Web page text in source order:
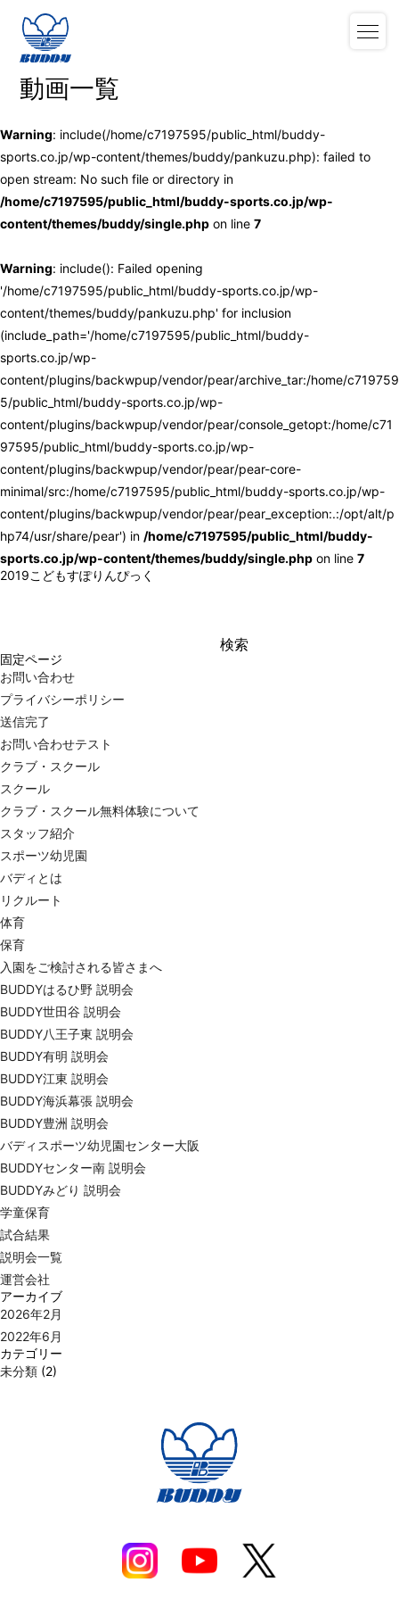
動画一覧
Warning: include(/home/c7197595/public_html/buddy-
sports.co.jp/wp-content/themes/buddy/pankuzu.php): failed to
open stream: No such file or directory in
/home/c7197595/public_html/buddy-sports.co.jp/wp-
content/themes/buddy/single.php on line 7
Warning: include(): Failed opening
'/home/c7197595/public_html/buddy-sports.co.jp/wp-
content/themes/buddy/pankuzu.php' for inclusion
(include_path='/home/c7197595/public_html/buddy-
sports.co.jp/wp-
content/plugins/backwpup/vendor/pear/archive_tar:/home/c719759
5/public_html/buddy-sports.co.jp/wp-
content/plugins/backwpup/vendor/pear/console_getopt:/home/c71
97595/public_html/buddy-sports.co.jp/wp-
content/plugins/backwpup/vendor/pear/pear-core-
minimal/src:/home/c7197595/public_html/buddy-sports.co.jp/wp-
content/plugins/backwpup/vendor/pear/pear_exception:.:/opt/alt/p
hp74/usr/share/pear') in /home/c7197595/public_html/buddy-
sports.co.jp/wp-content/themes/buddy/single.php on line 7
2019こどもすぽりんぴっく
索:
固定ページ
お問い合わせ
プライバシーポリシー
送信完了
お問い合わせテスト
クラブ・スクール
スクール
クラブ・スクール無料体験について
スタッフ紹介
スポーツ幼児園
バディとは
リクルート
体育
保育
入園をご検討される皆さまへ
BUDDYはるひ野 説明会
BUDDY世田谷 説明会
BUDDY八王子東 説明会
BUDDY有明 説明会
BUDDY江東 説明会
BUDDY海浜幕張 説明会
BUDDY豊洲 説明会
バディスポーツ幼児園センター大阪
BUDDYセンター南 説明会
BUDDYみどり 説明会
学童保育
試合結果
説明会一覧
運営会社
アーカイブ
2026年2月
2022年6月
カテゴリー
未分類 (2)